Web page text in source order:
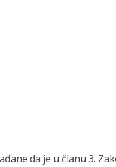
da je u članu 3.